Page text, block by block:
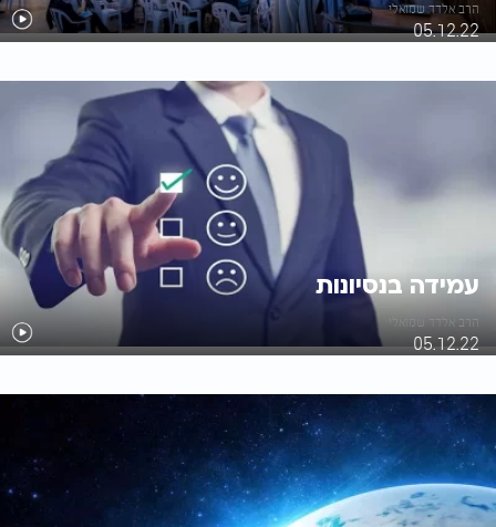
הרב אלדד שמואלי
05.12.22
עמידה בנסיונות
הרב אלדד שמואלי
05.12.22